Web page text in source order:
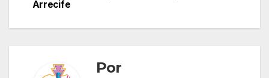
Arrecife
Por